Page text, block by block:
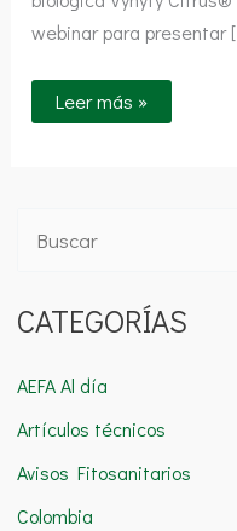
webinar para presentar
Leer más »
s
a
r
p
o
CATEGORÍAS
AEFA Al día
Artículos técnicos
Avisos Fitosanitarios
Colombia